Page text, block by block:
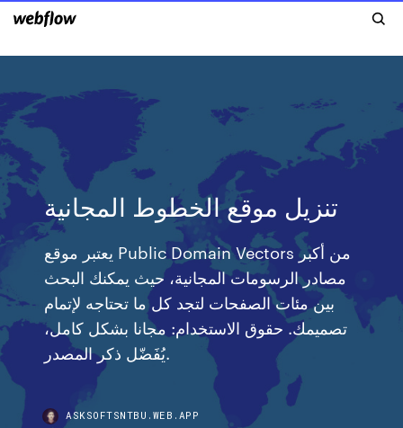
تنزيل موقع الخطوط المجانية
يعتبر موقع Public Domain Vectors من أكبر
مصادر الرسومات المجانية، حيث يمكنك البحث
بين مئات الصفحات لتجد كل ما تحتاجه لإتمام
تصميمك. حقوق الاستخدام: مجانا بشكل كامل،
يُفَضّل ذكر المصدر.
ASKSOFTSNTBU.WEB.APP